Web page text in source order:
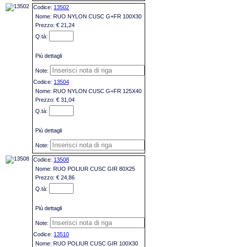
13502
RUO NYLON CUSC G+FR 100X30
€ 21,24
Più dettagli
13504
RUO NYLON CUSC G+FR 125X40
€ 31,04
Più dettagli
13508
RUO POLIUR CUSC GIR 80X25
€ 24,86
Più dettagli
13510
RUO POLIUR CUSC GIR 100X30